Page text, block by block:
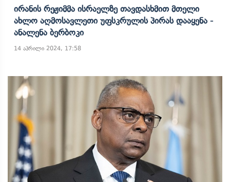
Ირანის Რეჟიმმა Ისრაელზე Თავდასხმით Მთელი
Ახლო Აღმოსავლეთი Უფსკრულის Პირას Დააყენა -
Ანალენა Ბერბოკი
14 აპრილი 2024, 17:58